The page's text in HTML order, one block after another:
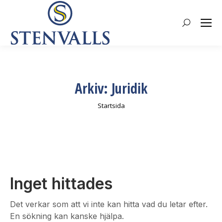
Search:
Arkiv: Juridik
Du är här:
Startsida
Inget hittades
Det verkar som att vi inte kan hitta vad du letar efter.
En sökning kan kanske hjälpa.